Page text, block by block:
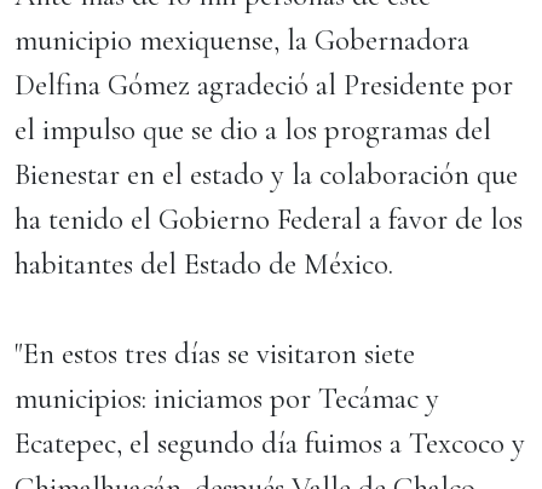
municipio mexiquense, la Gobernadora
Delfina Gómez agradeció al Presidente por
el impulso que se dio a los programas del
Bienestar en el estado y la colaboración que
ha tenido el Gobierno Federal a favor de los
habitantes del Estado de México.
"En estos tres días se visitaron siete
municipios: iniciamos por Tecámac y
Ecatepec, el segundo día fuimos a Texcoco y